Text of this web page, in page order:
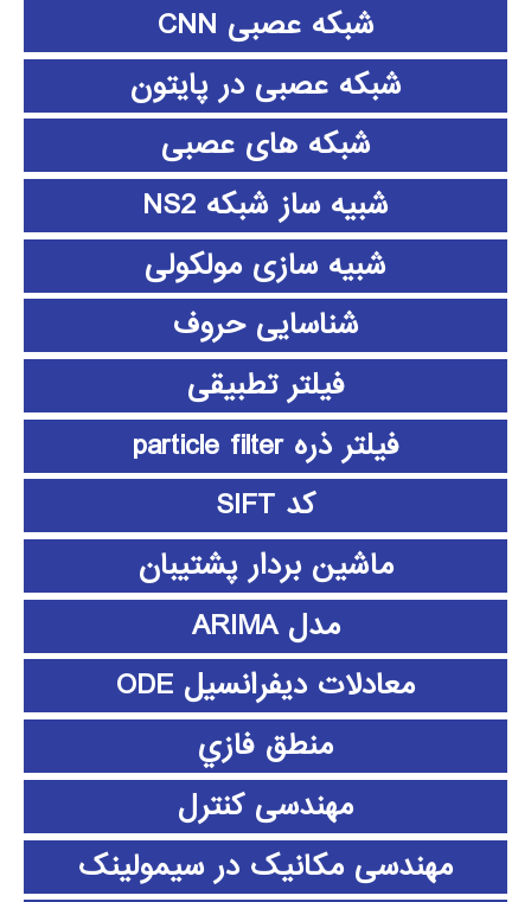
شبکه عصبی CNN
شبکه عصبی در پایتون
شبکه های عصبی
شبیه ساز شبکه NS2
شبیه سازی مولکولی
شناسایی حروف
فیلتر تطبیقی
فیلتر ذره particle filter
کد SIFT
ماشین بردار پشتیبان
مدل ARIMA
معادلات دیفرانسیل ODE
منطق فازي
مهندسی کنترل
مهندسی مکانیک در سیمولینک